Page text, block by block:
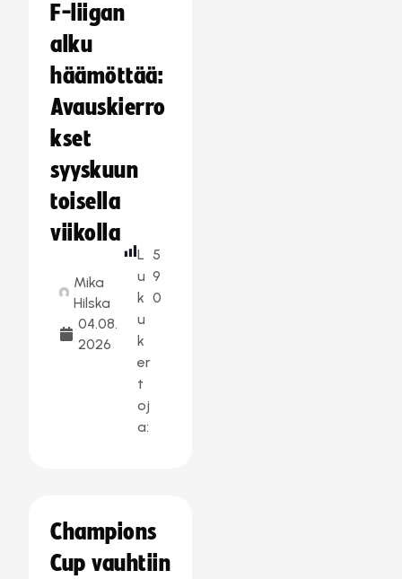
F-liigan
alku
häämöttää:
Avauskierro
kset
syyskuun
toisella
viikolla
Mika
Hilska
04.08.
2026
L
u
k
u
k
er
t
oj
a:
5
9
0
Champions
Cup vauhtiin